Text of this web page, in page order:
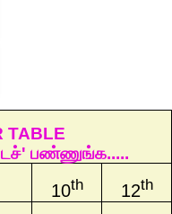
TABLE
பண்ணுங்க.....
10th 12th